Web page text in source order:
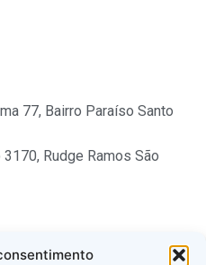
77, Bairro Paraíso Santo
Rudge Ramos São